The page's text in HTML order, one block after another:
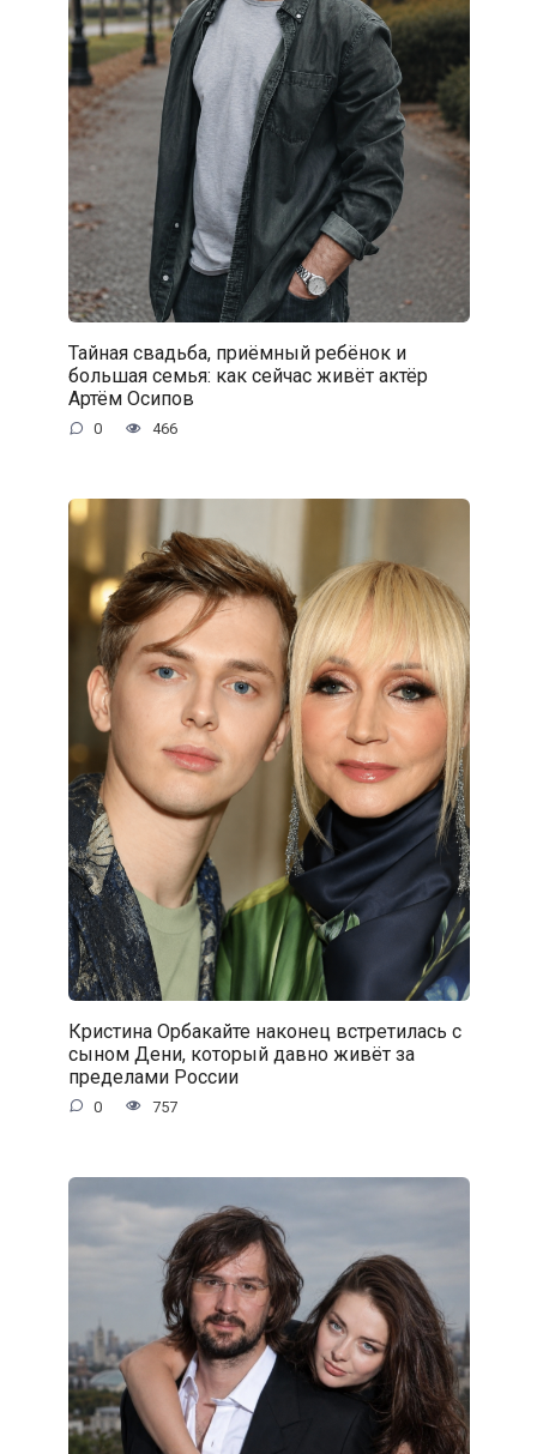
Тайная свадьба, приёмный ребёнок и
большая семья: как сейчас живёт актёр
Артём Осипов
0 466
Кристина Орбакайте наконец встретилась с
сыном Дени, который давно живёт за
пределами России
0 757